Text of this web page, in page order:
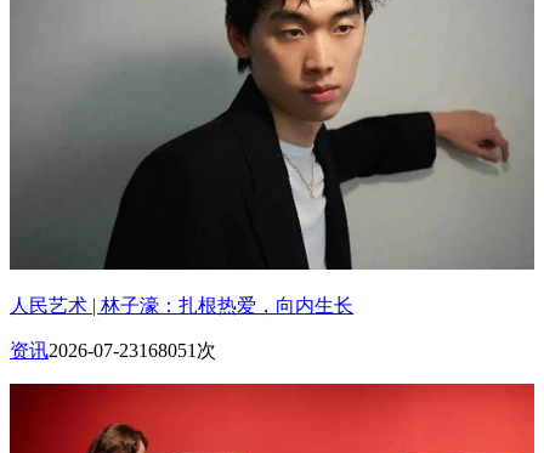
人民艺术 | 林子濠：扎根热爱，向内生长
资讯2026-07-23168051次